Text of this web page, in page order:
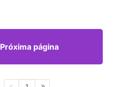
Próxima página